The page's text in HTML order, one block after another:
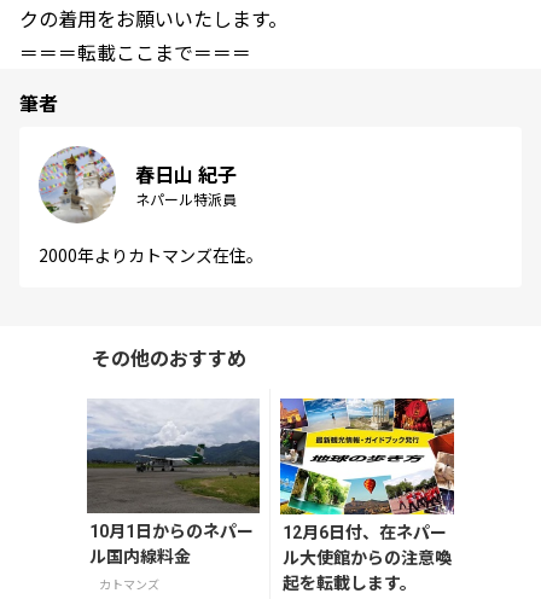
クの着用をお願いいたします。
＝＝＝転載ここまで＝＝＝
筆者
春日山 紀子
ネパール特派員
2000年よりカトマンズ在住。
その他のおすすめ
10月1日からのネパー
ル国内線料金
カトマンズ
12月6日付、在ネパー
ル大使館からの注意喚
起を転載します。